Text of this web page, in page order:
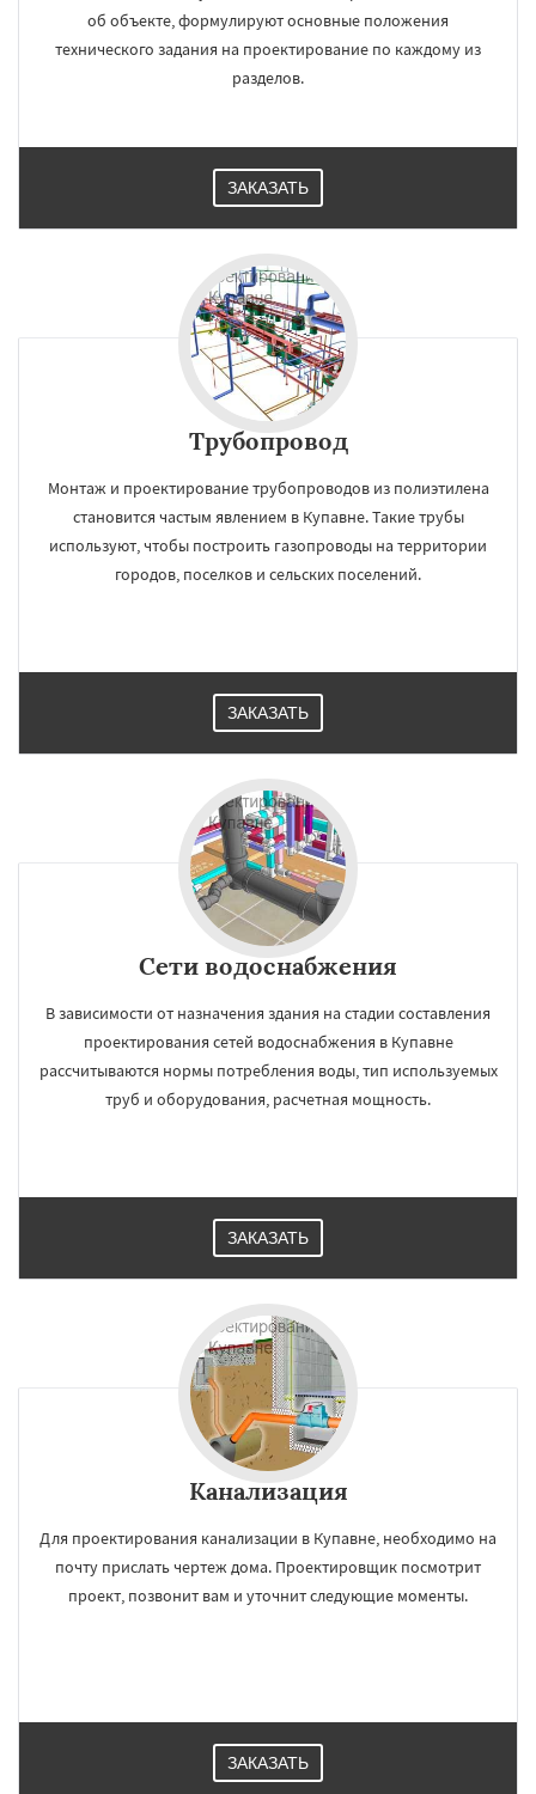
об объекте, формулируют основные положения
технического задания на проектирование по каждому из
разделов.
ЗАКАЗАТЬ
Трубопровод
Монтаж и проектирование трубопроводов из полиэтилена
становится частым явлением в Купавне. Такие трубы
используют, чтобы построить газопроводы на территории
городов, поселков и сельских поселений.
ЗАКАЗАТЬ
Сети водоснабжения
В зависимости от назначения здания на стадии составления
проектирования сетей водоснабжения в Купавне
рассчитываются нормы потребления воды, тип используемых
труб и оборудования, расчетная мощность.
ЗАКАЗАТЬ
Канализация
Для проектирования канализации в Купавне, необходимо на
почту прислать чертеж дома. Проектировщик посмотрит
проект, позвонит вам и уточнит следующие моменты.
ЗАКАЗАТЬ